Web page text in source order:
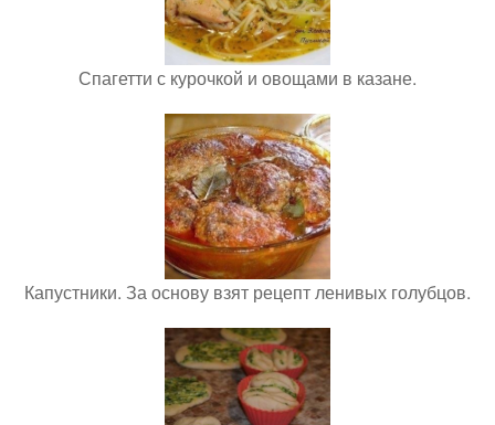
Спагетти с курочкой и овощами в казане.
Капустники. За основу взят рецепт ленивых голубцов.